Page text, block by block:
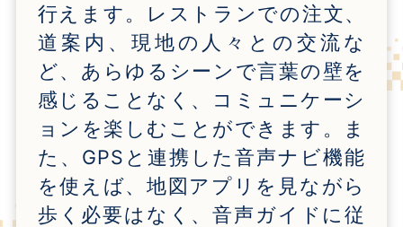
行えます。レストランでの注文、
道案内、現地の人々との交流な
ど、あらゆるシーンで言葉の壁を
感じることなく、コミュニケーシ
ョンを楽しむことができます。ま
た、GPSと連携した音声ナビ機能
を使えば、地図アプリを見ながら
歩く必要はなく、音声ガイドに従